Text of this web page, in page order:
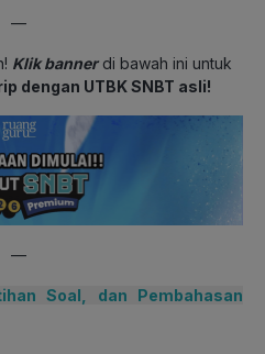
—
Klik bannerdi bawah ini untuk
dengan UTBK SNBT asli!
—
Soal, dan Pembahasan